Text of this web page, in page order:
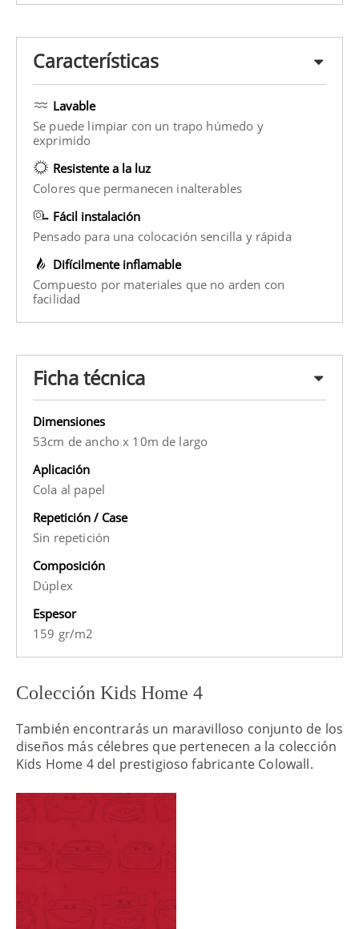
Características
Lavable
Se puede limpiar con un trapo húmedo y
exprimido
Resistente a la luz
Colores que permanecen inalterables
Fácil instalación
Pensado para una colocación sencilla y rápida
Difícilmente inflamable
Compuesto por materiales que no arden con
facilidad
Ficha técnica
Dimensiones
53cm de ancho x 10m de largo
Aplicación
Cola al papel
Repetición / Case
Sin repetición
Composición
Dúplex
Espesor
159 gr/m2
Colección Kids Home 4
También encontrarás un maravilloso conjunto de los
diseños más célebres que pertenecen a la colección
Kids Home 4 del prestigioso fabricante Colowall.